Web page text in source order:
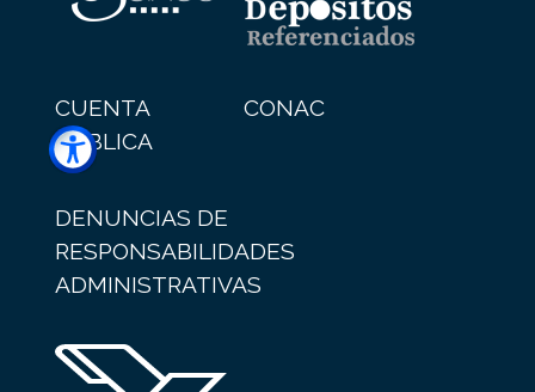
CUENTA
PÚBLICA
CONAC
DENUNCIAS DE
RESPONSABILIDADES
ADMINISTRATIVAS